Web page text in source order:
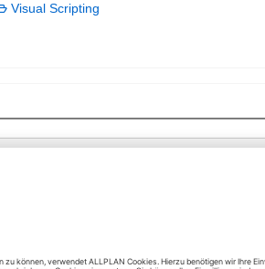
Visual Scripting
and Scroll Bar in Visual Script editor ?